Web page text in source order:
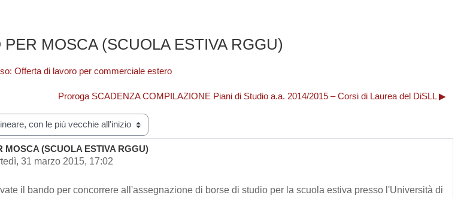
MOSCA (SCUOLA ESTIVA RGGU)
Offerta di lavoro per commerciale estero
Proroga SCADENZA COMPILAZIONE Piani di Studio a.a. 2014/2015 – Corsi di Laurea del DiSLL ▶︎
MOSCA (SCUOLA ESTIVA RGGU)
31 marzo 2015, 17:02
il bando per concorrere all'assegnazione di borse di studio per la scuola estiva presso l'Università di